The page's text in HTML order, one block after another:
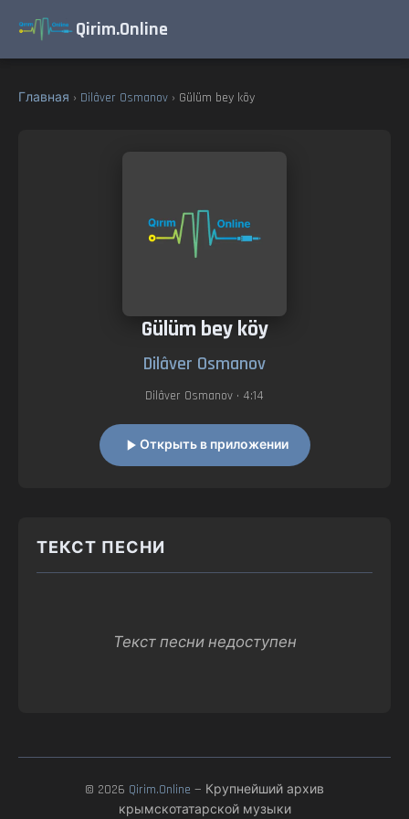
Qirim.Online
Главная › Dilâver Osmanov › Gülüm bey köy
Gülüm bey köy
Dilâver Osmanov
Dilâver Osmanov • 4:14
Открыть в приложении
ТЕКСТ ПЕСНИ
Текст песни недоступен
© 2026 Qirim.Online — Крупнейший архив
крымскотатарской музыки